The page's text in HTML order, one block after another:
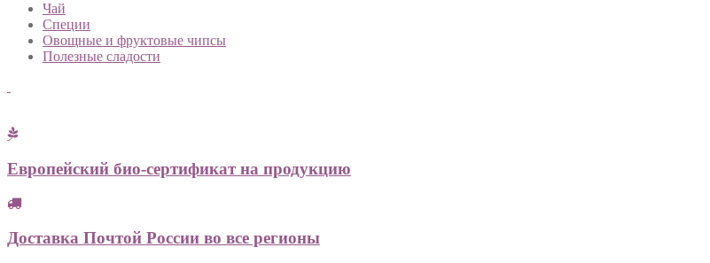
Чай
Специи
Овощные и фруктовые чипсы
Полезные сладости
Европейский био-сертификат на продукцию
Доставка Почтой России во все регионы